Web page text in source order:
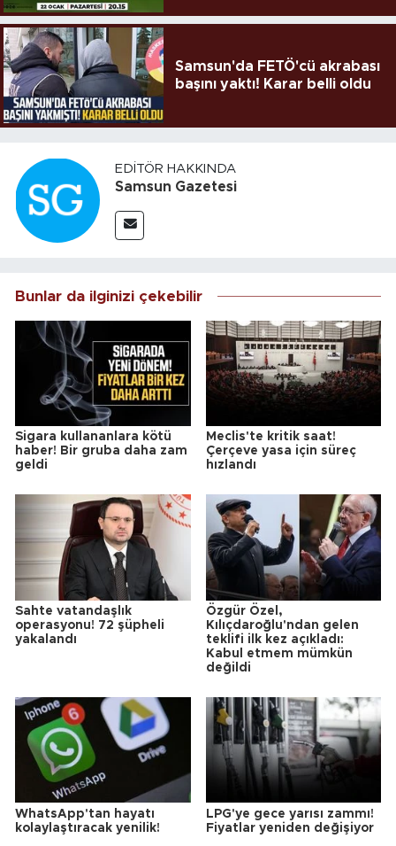
Samsun'da FETÖ'cü akrabası
başını yaktı! Karar belli oldu
EDITÖR HAKKINDA
Samsun Gazetesi
Bunlar da ilginizi çekebilir
Sigara kullananlara kötü
haber! Bir gruba daha zam
geldi
Meclis'te kritik saat!
Çerçeve yasa için süreç
hızlandı
Sahte vatandaşlık
operasyonu! 72 şüpheli
yakalandı
Özgür Özel,
Kılıçdaroğlu'ndan gelen
teklifi ilk kez açıkladı:
Kabul etmem mümkün
değildi
WhatsApp'tan hayatı
kolaylaştıracak yenilik!
LPG'ye gece yarısı zammı!
Fiyatlar yeniden değişiyor